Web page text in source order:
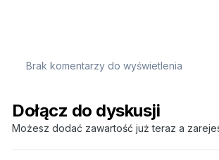
Brak komentarzy do wyświetlenia
Dołącz do dyskusji
Możesz dodać zawartość już teraz a